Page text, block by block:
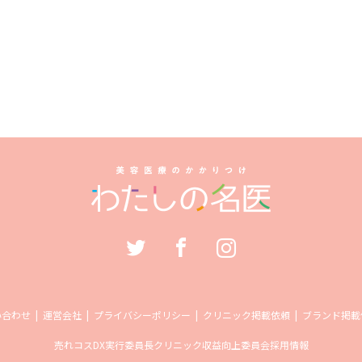
わせ 運営会社 プライバシーポリシー クリニック掲載依頼 ブランド掲
売れコスDX実行委員長クリニック収益向上委員会採用情報